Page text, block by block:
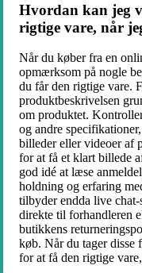
Hvordan kan jeg
rigtige vare, når
Når du køber fra en
opmærksom på nogle
du får den rigtige vare.
produktbeskrivelsen
om produktet.
og andre
billeder eller videoer af
for at få et klart billede
god idé at læse
holdning og erfaring
tilbyder endda live
direkte til forhandleren
butikkens
køb. Når du tager disse
for at få den rigtige